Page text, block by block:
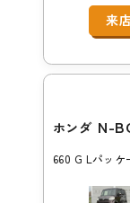
来
ホンダ N-
660 G Lパッケ